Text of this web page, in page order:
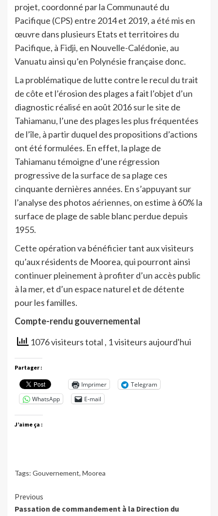
projet, coordonné par la Communauté du
Pacifique (CPS) entre 2014 et 2019, a été mis en
œuvre dans plusieurs Etats et territoires du
Pacifique, à Fidji, en Nouvelle-Calédonie, au
Vanuatu ainsi qu’en Polynésie française donc.
La problématique de lutte contre le recul du trait
de côte et l’érosion des plages a fait l’objet d’un
diagnostic réalisé en août 2016 sur le site de
Tahiamanu, l’une des plages les plus fréquentées
de l’île, à partir duquel des propositions d’actions
ont été formulées. En effet, la plage de
Tahiamanu témoigne d’une régression
progressive de la surface de sa plage ces
cinquante dernières années. En s’appuyant sur
l’analyse des photos aériennes, on estime à 60% la
surface de plage de sable blanc perdue depuis
1955.
Cette opération va bénéficier tant aux visiteurs
qu’aux résidents de Moorea, qui pourront ainsi
continuer pleinement à profiter d’un accès public
à la mer, et d’un espace naturel et de détente
pour les familles.
Compte-rendu gouvernemental
1076 visiteurs total , 1 visiteurs aujourd'hui
Partager :
Imprimer
Telegram
WhatsApp
E-mail
J’aime ça :
Tags: Gouvernement, Moorea
Continue
Previous
Passation de commandement à la Direction du